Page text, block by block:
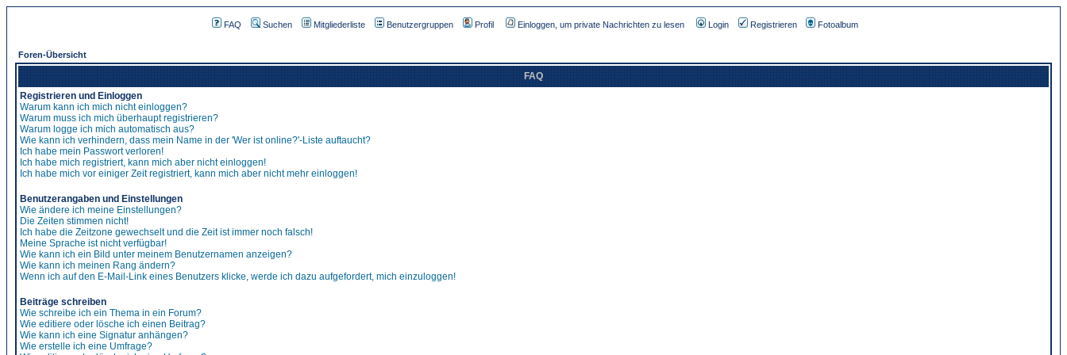
FAQ Suchen Mitgliederliste Benutzergruppen Profil Einloggen, um private Nachrichten zu lesen Login Registrieren Fotoalbum
Foren-Übersicht
FAQ
Registrieren und Einloggen
Warum kann ich mich nicht einloggen?
Warum muss ich mich überhaupt registrieren?
Warum logge ich mich automatisch aus?
Wie kann ich verhindern, dass mein Name in der 'Wer ist online?'-Liste auftaucht?
Ich habe mein Passwort verloren!
Ich habe mich registriert, kann mich aber nicht einloggen!
Ich habe mich vor einiger Zeit registriert, kann mich aber nicht mehr einloggen!
Benutzerangaben und Einstellungen
Wie ändere ich meine Einstellungen?
Die Zeiten stimmen nicht!
Ich habe die Zeitzone gewechselt und die Zeit ist immer noch falsch!
Meine Sprache ist nicht verfügbar!
Wie kann ich ein Bild unter meinem Benutzernamen anzeigen?
Wie kann ich meinen Rang ändern?
Wenn ich auf den E-Mail-Link eines Benutzers klicke, werde ich dazu aufgefordert, mich einzuloggen!
Beiträge schreiben
Wie schreibe ich ein Thema in ein Forum?
Wie editiere oder lösche ich einen Beitrag?
Wie kann ich eine Signatur anhängen?
Wie erstelle ich eine Umfrage?